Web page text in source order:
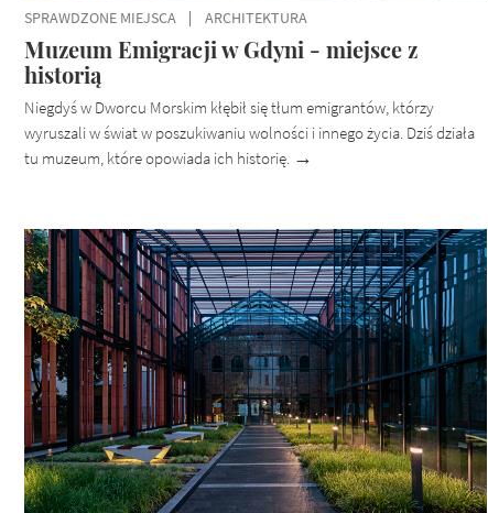
SPRAWDZONE MIEJSCA ARCHITEKTURA
Muzeum Emigracji w Gdyni - miejsce z
historią
Niegdyś w Dworcu Morskim kłębił się tłum emigrantów, którzy
wyruszali w świat w poszukiwaniu wolności i innego życia. Dziś działa
tu muzeum, które opowiada ich historię.